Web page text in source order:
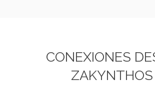
CONEXIONES
ZAKYNTHOS